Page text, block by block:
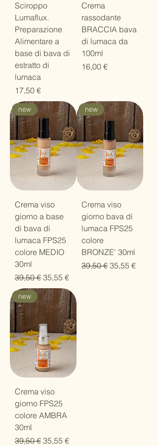
Sciroppo
Lumaflux.
Preparazione
Alimentare a
base di bava di
estratto di
lumaca
Prezzo
17,50 €
Crema
rassodante
BRACCIA bava
di lumaca da
100ml
Prezzo
16,00 €
new
Crema viso
giorno a base
di bava di
lumaca FPS25
colore MEDIO
30ml
Prezzo regolare
39,50 € Prezzo scontato
35,55 €
new
Crema viso
giorno bava di
lumaca FPS25
colore
BRONZE' 30ml
Prezzo regolare
39,50 € Prezzo
35,55 €
new
Crema viso
giorno FPS25
colore AMBRA
30ml
Prezzo regolare
39,50 € Prezzo scontato
35,55 €